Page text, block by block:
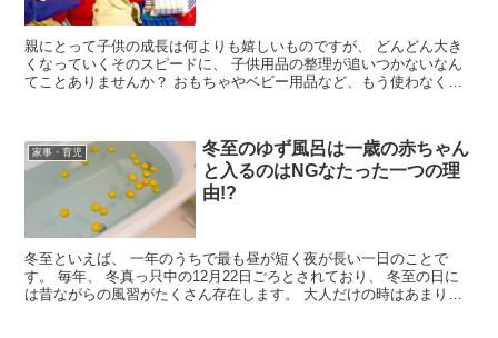
親にとって子供の成長は何よりも嬉しいものですが、 どんどん大き
くなっていくそのスピードに、 子供用品の整理が追いつかないなん
てことありませんか？ おもちゃやベビー用品など、もう使わなくな
家事・育児
冬至のゆず風呂は一歳の赤ちゃん
と入るのはNGなたった一つの理
由!?
冬至といえば、 一年のうちで最も昼が短く夜が長い一日のことで
す。 毎年、 冬真っ只中の12月22日ごろとされており、 冬至の日に
は昔ながらの風習がたくさん存在します。 大人だけの時はあまり意